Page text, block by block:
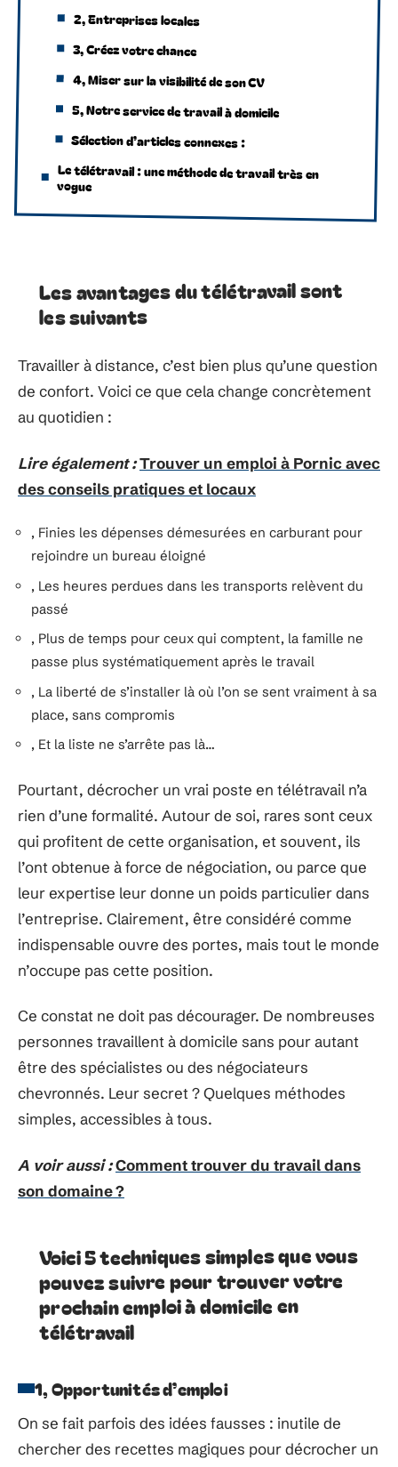
2, Entreprises locales
3, Créez votre chance
4, Miser sur la visibilité de son CV
5, Notre service de travail à domicile
Sélection d’articles connexes :
Le télétravail : une méthode de travail très en
vogue
Les avantages du télétravail sont
les suivants
Travailler à distance, c’est bien plus qu’une question
de confort. Voici ce que cela change concrètement
au quotidien :
Lire également :Trouver un emploi à Pornic avec
des conseils pratiques et locaux
, Finies les dépenses démesurées en carburant pour
rejoindre un bureau éloigné
, Les heures perdues dans les transports relèvent du
passé
, Plus de temps pour ceux qui comptent, la famille ne
passe plus systématiquement après le travail
, La liberté de s’installer là où l’on se sent vraiment à sa
place, sans compromis
, Et la liste ne s’arrête pas là…
Pourtant, décrocher un vrai poste en télétravail n’a
rien d’une formalité. Autour de soi, rares sont ceux
qui profitent de cette organisation, et souvent, ils
l’ont obtenue à force de négociation, ou parce que
leur expertise leur donne un poids particulier dans
l’entreprise. Clairement, être considéré comme
indispensable ouvre des portes, mais tout le monde
n’occupe pas cette position.
Ce constat ne doit pas décourager. De nombreuses
personnes travaillent à domicile sans pour autant
être des spécialistes ou des négociateurs
chevronnés. Leur secret ? Quelques méthodes
simples, accessibles à tous.
A voir aussi :Comment trouver du travail dans
son domaine ?
Voici 5 techniques simples que vous
pouvez suivre pour trouver votre
prochain emploi à domicile en
télétravail
1, Opportunités d’emploi
On se fait parfois des idées fausses : inutile de
chercher des recettes magiques pour décrocher un